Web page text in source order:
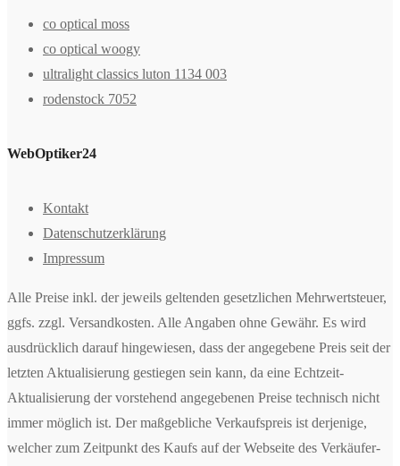
co optical moss
co optical woogy
ultralight classics luton 1134 003
rodenstock 7052
WebOptiker24
Kontakt
Datenschutzerklärung
Impressum
Alle Preise inkl. der jeweils geltenden gesetzlichen Mehrwertsteuer,
ggfs. zzgl. Versandkosten. Alle Angaben ohne Gewähr. Es wird
ausdrücklich darauf hingewiesen, dass der angegebene Preis seit der
letzten Aktualisierung gestiegen sein kann, da eine Echtzeit-
Aktualisierung der vorstehend angegebenen Preise technisch nicht
immer möglich ist. Der maßgebliche Verkaufspreis ist derjenige,
welcher zum Zeitpunkt des Kaufs auf der Webseite des Verkäufer-